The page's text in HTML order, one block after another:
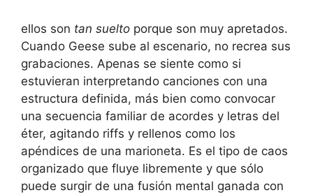
ellos son tan suelto porque son muy apretados.
Cuando Geese sube al escenario, no recrea sus
grabaciones. Apenas se siente como si
estuvieran interpretando canciones con una
estructura definida, más bien como convocar
una secuencia familiar de acordes y letras del
éter, agitando riffs y rellenos como los
apéndices de una marioneta. Es el tipo de caos
organizado que fluye libremente y que sólo
puede surgir de una fusión mental ganada con